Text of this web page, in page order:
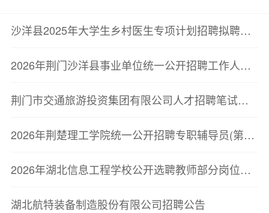
沙洋县2025年大学生乡村医生专项计划招聘拟聘用人员公示(二)
2026年荆门沙洋县事业单位统一公开招聘工作人员拟聘用人员公示(二)
荆门市交通旅游投资集团有限公司人才招聘笔试公告
2026年荆楚理工学院统一公开招聘专职辅导员(第一批)拟聘用人员公示
2026年湖北信息工程学校公开选聘教师部分岗位核销公告
湖北航特装备制造股份有限公司招聘公告